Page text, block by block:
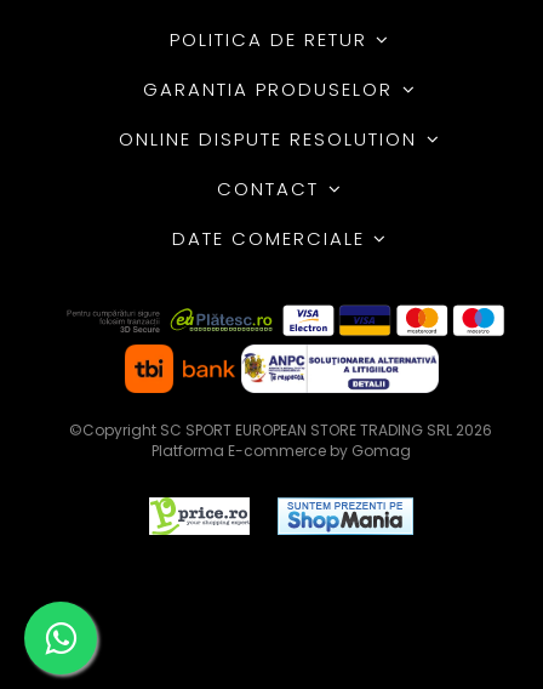
POLITICA DE RETUR
GARANTIA PRODUSELOR
ONLINE DISPUTE RESOLUTION
CONTACT
DATE COMERCIALE
©Copyright SC SPORT EUROPEAN STORE TRADING SRL 2026
Platforma E-commerce by Gomag